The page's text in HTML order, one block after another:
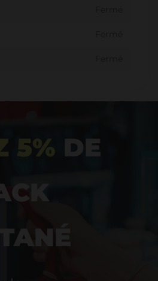
5% DE